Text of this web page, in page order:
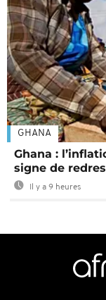
GHANA
Ghana :
signe de
Il y a 9 heures